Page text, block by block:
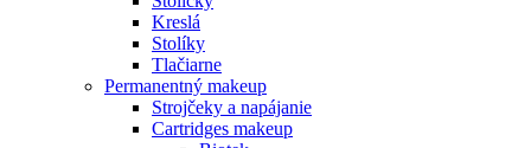
Kreslá
Stolíky
Tlačiarne
Permanentný makeup
Strojčeky a napájanie
Cartridges makeup